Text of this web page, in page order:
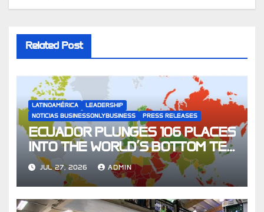
Related Post
LATINOAMÉRICA
LEADERSHIP
NOTICIAS BUSINESSONLYBUSINESS
PRESS RELEASES
ECUADOR PLUNGES 106 PLACES
INTO THE WORLD’S BOTTOM TEN
FOR CHILDREN’S RIGHTS
JUL 27, 2026 ADMIN